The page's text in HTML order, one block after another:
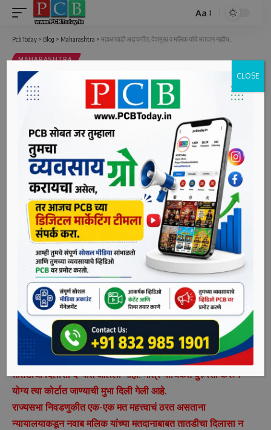
Font
Resizer
Aa
Pcb Today > Blog > Maharashtra > महाआघाडी अडचणीत, देशमुख व मलिक यांचे मतदान नाहीच..
MAHARASHTRA
महाआघाडी अडचणीत, देशमुख व मलिक यांचे
मतदान नाहीच..
Last updated: June 10, 2022 12:20 pm
bpcauthor
4 Min Read
मुंबई, दि. १० (पीसीबी) : राज्यसभेच्या सहा जागांसाठी आज चुरशीची
लढाई होत असताना राष्ट्रवादीचे नेते आणि मंत्री नवाब मलिक आणि
माजी गृहमंत्री अनिल देशमुख यांच्या मतदानाबाबत अनिश्चितता होती.
कच्चे कैदी म्हणून कायदेशीर कोठडीत असताना राज्यसभा निवडणुकीत
मतदानाचा हक्क नाही, असा निर्णय देत विशेष पीएमएलए न्यायालयाने
गुरुवारी या दोघांचे अर्ज फेटाळून लावल्यानंतर दोन्ही नेत्यांनी मुंबई उच्च
न्यायालयात धाव घेतली होती. या पार्श्वभूमीवर आज नवाब मलिक यांच्या
याचिकेवर सुनावणी झाली असून ज्येष्ठ वकील अमित देसाई यांनी मलिक
यांच्या बाजूने युक्तिवाद केला. यावेळी मंत्री नवाब मलिक यांना राज्यसभा
निवडणुकीत मतदान करण्याबाबत न्यायमूर्ती प्रकाश नाईक यांच्याकडून
तातडीचा दिलासा देण्यात आलेला नाही. मात्र याचिकेत दुरुस्ती करून
योग्य त्या कोर्टात जाण्याची मुभा दिली गेली आहे.
राज्यसभा निवडणुकीत एक-एक मत महत्त्वाचं ठरत असताना
न्यायालयाकडून नवाब मलिक यांच्या मतदानाबाबत तातडीचा दिलासा न
CLOSE